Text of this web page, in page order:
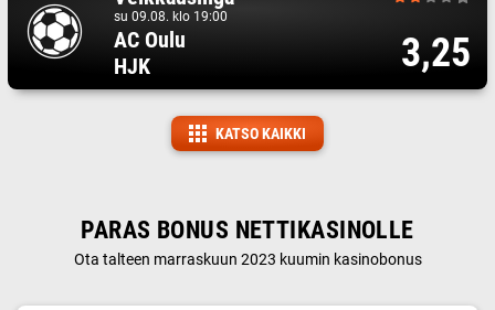
su 09.08. klo 19:00
AC Oulu
HJK
3,25
KATSO KAIKKI
PARAS BONUS NETTIKASINOLLE
Ota talteen marraskuun 2023 kuumin kasinobonus